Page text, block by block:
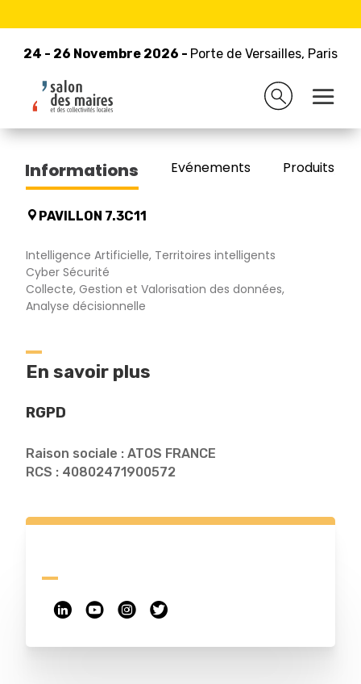
24 - 26 Novembre 2026 - Porte de Versailles, Paris
24 - 26 Novembre 2026 - Porte de Versailles, Paris
Retour à la liste des exposants
ATOS
Informations Evénements Produits/
PAVILLON 7.3C11
Intelligence Artificielle, Territoires intelligents
Cyber Sécurité
Collecte, Gestion et Valorisation des données,
Analyse décisionnelle
En savoir plus
RGPD
Raison sociale : ATOS FRANCE
RCS : 40802471900572